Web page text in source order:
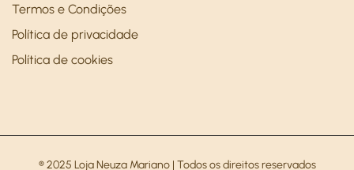
Termos e Condições
Política de privacidade
Política de cookies
® 2025 Loja Neuza Mariano | Todos os direitos reservados